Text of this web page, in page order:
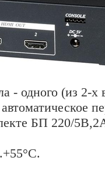
- одного (из 2-х
БП 220/